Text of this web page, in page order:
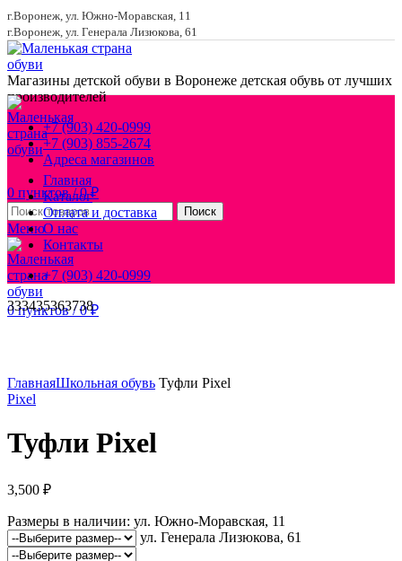
г.Воронеж, ул. Южно-Моравская, 11
г.Воронеж, ул. Генерала Лизюкова, 61
Магазины детской обуви в Воронеже детская обувь от лучших
производителей
+7 (903) 420-0999
+7 (903) 855-2674
Адреса магазинов
0 пунктов / 0₽
Поиск
Меню
0пунктов / 0₽
Главная
Каталог
Оплата и доставка
О нас
Контакты
+7 (903) 420-0999
333435363738
ГлавнаяШкольная обувь Туфли Pixel
Pixel
Туфли Pixel
3,500 ₽
Размеры в наличии: ул. Южно-Моравская, 11
ул. Генерала Лизюкова, 61